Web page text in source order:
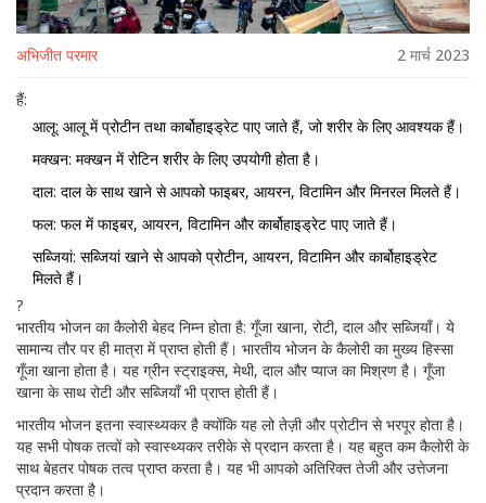
अभिजीत परमार 2 मार्च 2023
हैं:
आलू: आलू में प्रोटीन तथा कार्बोहाइड्रेट पाए जाते हैं, जो शरीर के लिए आवश्यक हैं।
मक्खन: मक्खन में रोटिन शरीर के लिए उपयोगी होता है।
दाल: दाल के साथ खाने से आपको फाइबर, आयरन, विटामिन और मिनरल मिलते हैं।
फल: फल में फाइबर, आयरन, विटामिन और कार्बोहाइड्रेट पाए जाते हैं।
सब्जियां: सब्जियां खाने से आपको प्रोटीन, आयरन, विटामिन और कार्बोहाइड्रेट
मिलते हैं।
?
भारतीय भोजन का कैलोरी बेहद निम्न होता है: गूँजा खाना, रोटी, दाल और सब्जियाँ। ये
सामान्य तौर पर ही मात्रा में प्राप्त होती हैं। भारतीय भोजन के कैलोरी का मुख्य हिस्सा
गूँजा खाना होता है। यह ग्रीन स्ट्राइक्स, मेथी, दाल और प्याज का मिश्रण है। गूँजा
खाना के साथ रोटी और सब्जियाँ भी प्राप्त होती हैं।
भारतीय भोजन इतना स्वास्थ्यकर है क्योंकि यह लो तेज़ी और प्रोटीन से भरपूर होता है।
यह सभी पोषक तत्वों को स्वास्थ्यकर तरीके से प्रदान करता है। यह बहुत कम कैलोरी के
साथ बेहतर पोषक तत्व प्राप्त करता है। यह भी आपको अतिरिक्त तेजी और उत्तेजना
प्रदान करता है।